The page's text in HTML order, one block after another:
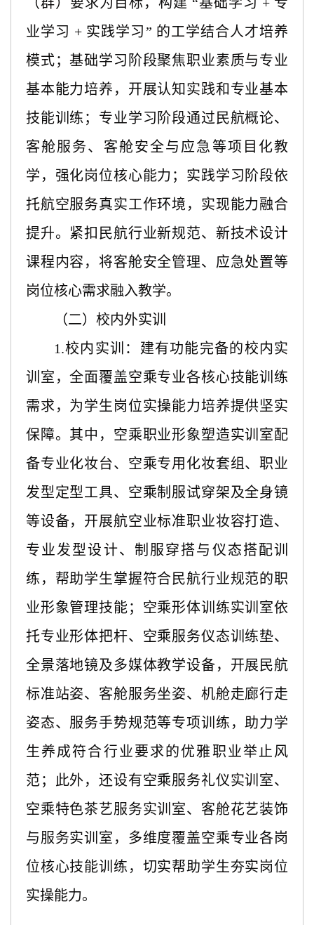
业学习 + 实践学习” 的工学结合人才培养
模式； 基础学习阶段聚焦职业素质与专业
基本能力培养，开展认知实践和专业基本
技能训练；专业学习阶段通过民航概论、
客舱服务、客舱安全与应急等项目化教
学，强化岗位核心能力；实践学习阶段依
托航空服务真实工作环境，实现能力融合
提升。紧扣民航行业新规范、新技术设计
课程内容，将客舱安全管理、应急处置等
岗位核心需求融入教学。
（二）校内外实训
1.校内实训：建有功能完备的校内实
训室，全面覆盖空乘专业各核心技能训练
需求，为学生岗位实操能力培养提供坚实
保障。其中，空乘职业形象塑造实训室配
备专业化妆台、空乘专用化妆套组、职业
发型定型工具、空乘制服试穿架及全身镜
等设备，开展航空业标准职业妆容打造、
专业发型设计、制服穿搭与仪态搭配训
练，帮助学生掌握符合民航行业规范的职
业形象管理技能；空乘形体训练实训室依
托专业形体把杆、空乘服务仪态训练垫、
全景落地镜及多媒体教学设备，开展民航
标准站姿、客舱服务坐姿、机舱走廊行走
姿态、服务手势规范等专项训练，助力学
生养成符合行业要求的优雅职业举止风
范；此外，还设有空乘服务礼仪实训室、
空乘特色茶艺服务实训室、客舱花艺装饰
与服务实训室，多维度覆盖空乘专业各岗
位核心技能训练，切实帮助学生夯实岗位
实操能力。